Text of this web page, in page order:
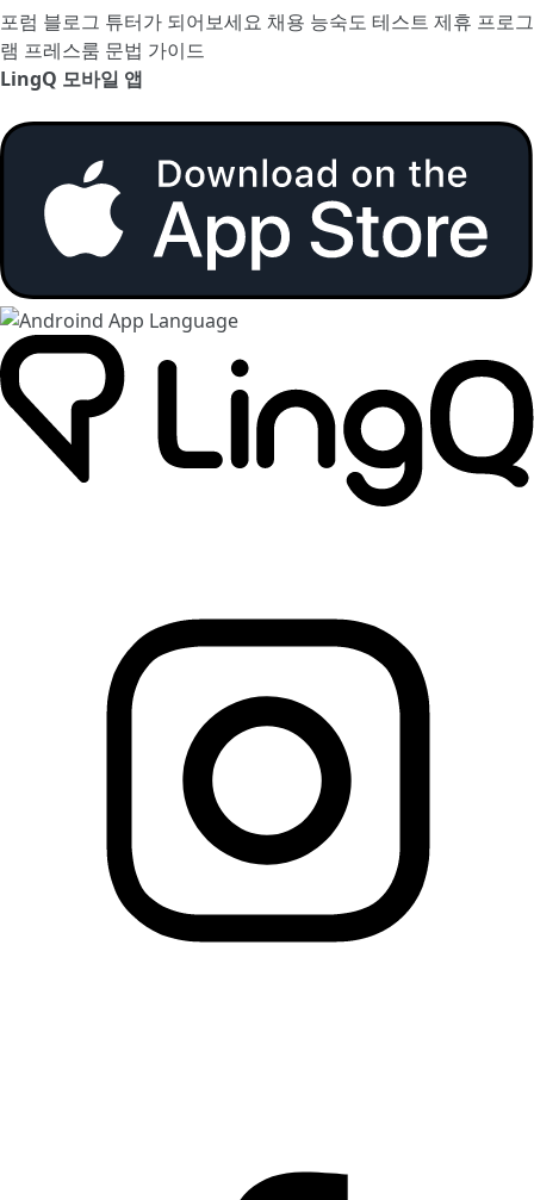
포럼 블로그 튜터가 되어보세요 채용 능숙도 테스트 제휴 프로그
램 프레스룸 문법 가이드
LingQ 모바일 앱